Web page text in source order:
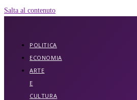
Salta al contenuto
POLITICA
ECONOMIA
ARTE
E
CULTURA